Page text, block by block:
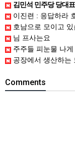
김민석 민주당 당대
이진련 : 응답하라
호남으로 모이고 있
님 프사는요
주주들 피눈물 나
공장에서 생산하는
Comments